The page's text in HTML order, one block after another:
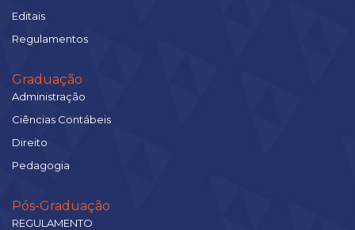
Editais
Regulamentos
Graduação
Administração
Ciências Contábeis
Direito
Pedagogia
Pós-Graduação
REGULAMENTO